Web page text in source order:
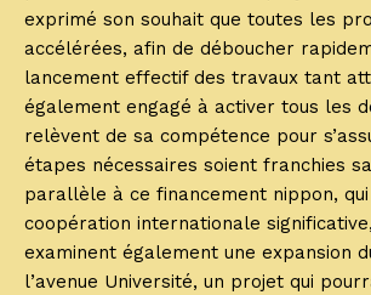
exprimé son souhait que toutes les
accélérées, afin de déboucher
lancement effectif des travaux tant
également engagé à activer tous les
relèvent de sa compétence pour
étapes nécessaires soient franchies
parallèle à ce financement nippon, qui
coopération internationale
examinent également une expansion
l’avenue Université, un projet qui